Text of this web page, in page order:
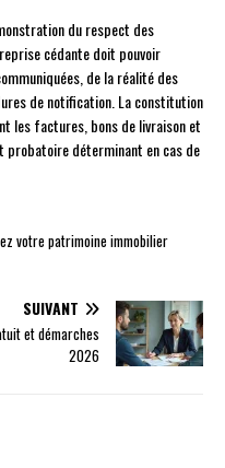
du respect des
cédante doit pouvoir
de la réalité des
de notification. La constitution
les factures, bons de livraison et
probatoire déterminant en cas de
votre patrimoine immobilier
SUIVANT
et démarches
2026